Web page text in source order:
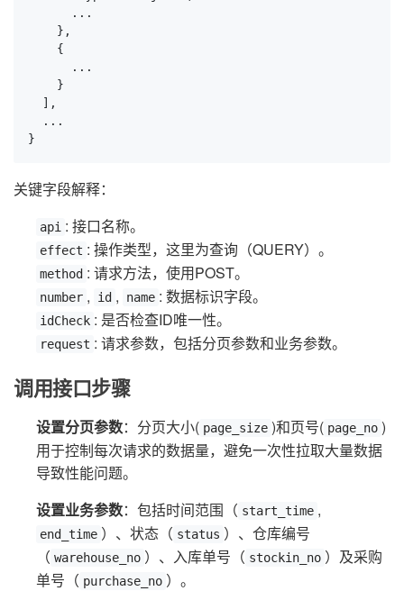
      ...
    },
    {
      ...
    }
  ],
  ...
}
关键字段解释：
api : 接口名称。
effect : 操作类型，这里为查询（QUERY）。
method : 请求方法，使用POST。
number , id , name : 数据标识字段。
idCheck : 是否检查ID唯一性。
request : 请求参数，包括分页参数和业务参数。
调用接口步骤
设置分页参数：分页大小( page_size )和页号( page_no )
用于控制每次请求的数据量，避免一次性拉取大量数据
导致性能问题。
设置业务参数：包括时间范围（ start_time ,
end_time ）、状态（ status ）、仓库编号
（ warehouse_no ）、入库单号（ stockin_no ）及采购
单号（ purchase_no ）。